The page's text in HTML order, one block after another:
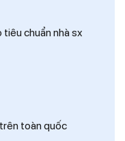
chuẩn nhà sx
toàn quốc